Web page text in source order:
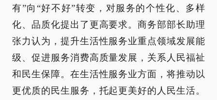
有”向“好不好”转变，对服务的个性化、多样
化、品质化提出了更高要求。商务部部长助理
张力认为，提升生活性服务业重点领域发展能
级、促进服务消费高质量发展，关系人民福祉
和民生保障。在生活性服务业方面，将推动以
更优质的民生服务，托起更美好的人民生活。